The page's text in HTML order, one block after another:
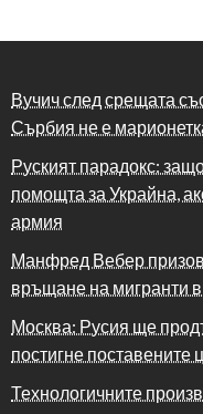
Вучич след срещата
Сърбия не е
Руският парадокс:
помощта за Украйна,
армия
Манфред Вебер
връщане на мигранти
Москва: Русия ще
постигне поставените
Технологичните